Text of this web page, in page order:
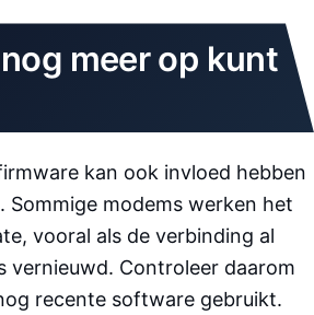
meer op kunt
kan ook invloed hebben
Sommige modems werken het
vooral als de verbinding al
vernieuwd. Controleer daarom
recente software gebruikt.